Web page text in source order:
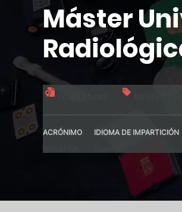
Máster
ACRÓNIMO
IDIOMA DE IMPARTICIÓN